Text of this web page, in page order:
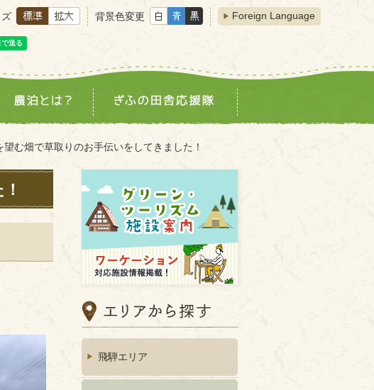
背景色変更 Foreign Language
む畑で草取りのお手伝いをしてきました！
飛騨エリア